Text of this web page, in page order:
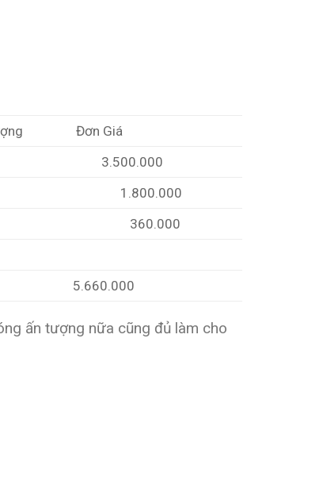
Đơn Giá
3.500.000
1.800.000
360.000
5.660.000
ấn tượng nữa cũng đủ làm cho